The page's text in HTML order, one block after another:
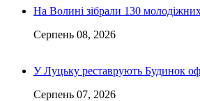
На Волині зібрали 130
Серпень 08, 2026
У Луцьку реставрують Будинок
Серпень 07, 2026